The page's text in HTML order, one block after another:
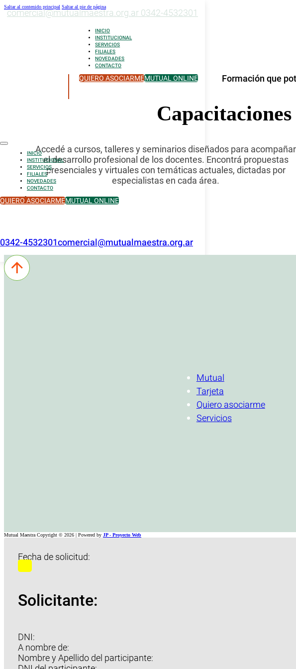
Saltar al contenido principal Saltar al pie de página
comercial@mutualmaestra.org.ar0342-4532301
INICIO
INSTITUCIONAL
SERVICIOS
FILIALES
NOVEDADES
CONTACTO
QUIERO ASOCIARMEMUTUAL ONLINE
INICIO
INSTITUCIONAL
SERVICIOS
FILIALES
NOVEDADES
CONTACTO
QUIERO ASOCIARMEMUTUAL ONLINE
0342-4532301comercial@mutualmaestra.org.ar
Formación que
Accedé a cursos, talleres y seminarios diseñados para acompañar
el desarrollo profesional de los docentes. Encontrá propuestas
presenciales y virtuales con temáticas actuales, dictadas por
especialistas en cada área.
Mutual
Tarjeta
Quiero asociarme
Servicios
Mutual Maestra Copyright © 2026 | Powered by JP - Proyecto Web
Fecha de solicitud:
Solicitante:
DNI:
A nombre de:
Nombre y Apellido del participante: